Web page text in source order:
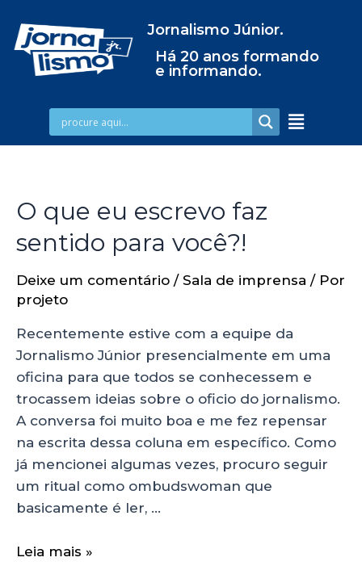
Jornalismo Júnior.
Há 20 anos formando
e informando.
O que eu escrevo faz
sentido para você?!
Deixe um comentário / Sala de imprensa / Por
projeto
Recentemente estive com a equipe da
Jornalismo Júnior presencialmente em uma
oficina para que todos se conhecessem e
trocassem ideias sobre o oficio do jornalismo.
A conversa foi muito boa e me fez repensar
na escrita dessa coluna em específico. Como
já mencionei algumas vezes, procuro seguir
um ritual como ombudswoman que
basicamente é ler, …
Leia mais »